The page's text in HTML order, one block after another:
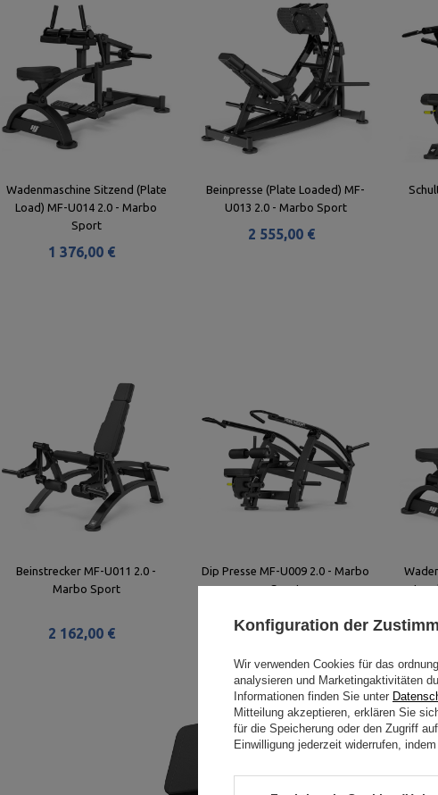
Wadenmaschine Sitzend (Plate
Load) MF-U014 2.0 - Marbo
Sport
1 376,00 €
Beinpresse (Plate Loaded) MF-
U013 2.0 - Marbo Sport
2 555,00 €
Beinstrecker MF-U011 2.0 -
Marbo Sport
2 162,00 €
Dip Presse MF-U009 2.0 - Marbo
Sport
2 162,00 €
Konfiguration der
Wir verwenden Cookies für das
analysieren und Marketingaktivitäten
Informationen finden Sie unter
Mitteilung akzeptieren, erklären Sie
für die Speicherung oder den Zugriff
Einwilligung jederzeit widerrufen,